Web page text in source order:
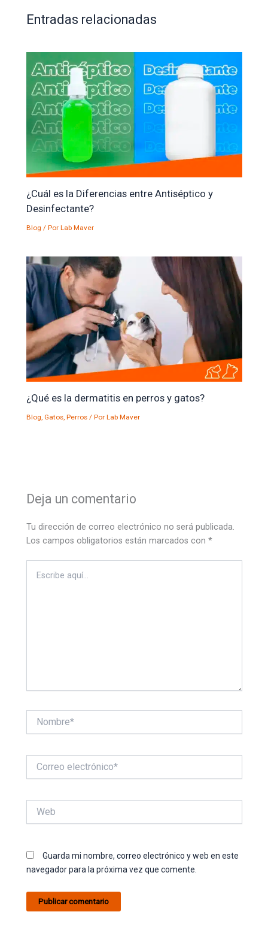
Entradas relacionadas
¿Cuál es la Diferencias entre Antiséptico y
Desinfectante?
Blog / Por Lab Maver
¿Qué es la dermatitis en perros y gatos?
Blog Gatos, Perros/ Por Lab Maver
Deja un comentario
Tu dirección de correo electrónico no será publicada.
Los campos obligatorios están marcados con *
aquí...
electrónico*
Guarda mi nombre, correo electrónico y web en este
navegador para la próxima vez que comente.